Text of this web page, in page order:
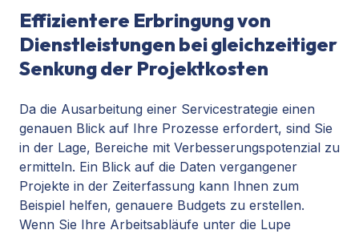
Effizientere Erbringung von
Dienstleistungen bei gleichzeitiger
Senkung der Projektkosten
Da die Ausarbeitung einer Servicestrategie einen
genauen Blick auf Ihre Prozesse erfordert, sind Sie
in der Lage, Bereiche mit Verbesserungspotenzial zu
ermitteln. Ein Blick auf die Daten vergangener
Projekte in der Zeiterfassung kann Ihnen zum
Beispiel helfen, genauere Budgets zu erstellen.
Wenn Sie Ihre Arbeitsabläufe unter die Lupe